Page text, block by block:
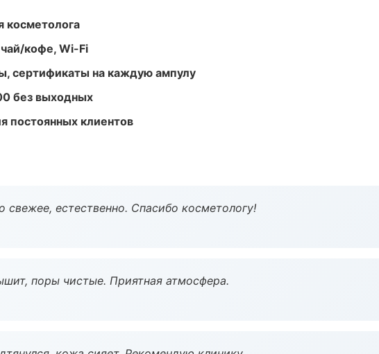
косметолога
кофе, Wi-Fi
сертификаты на каждую ампулу
без выходных
постоянных клиентов
естественно. Спасибо косметологу!
поры чистые. Приятная атмосфера.